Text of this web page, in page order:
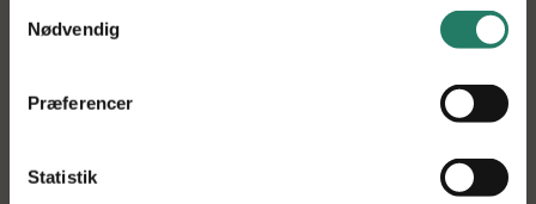
Nødvendig
Præferencer
Statistik